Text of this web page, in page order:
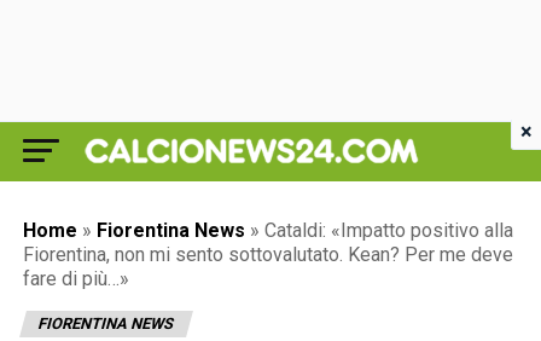
Home » Fiorentina News » Cataldi: «Impatto positivo alla
Fiorentina, non mi sento sottovalutato. Kean? Per me deve
fare di più…»
FIORENTINA NEWS
×